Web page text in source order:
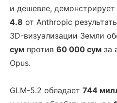
и дешевле,
4.8 от Anthropic
3D-визуализации Земли
сум против 60 000 сум за
Opus.
GLM-5.2 обладает 744